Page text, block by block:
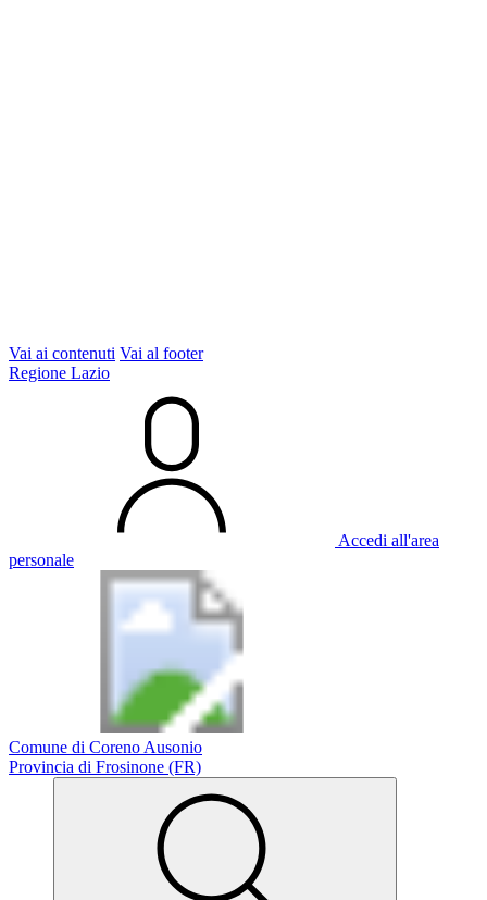
Vai ai contenuti Vai al footer
Regione Lazio
Accedi all'area
personale
Comune di Coreno Ausonio
Provincia di Frosinone (FR)